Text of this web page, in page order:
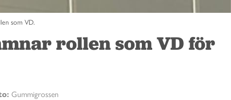
som VD.
rollen som VD för
Gummigrossen